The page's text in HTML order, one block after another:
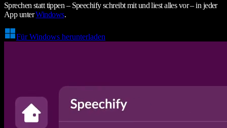
Sprechen statt tippen – Speechify schreibt mit und liest alles vor – in jeder
App unterWindows.
Für Windows herunterladen